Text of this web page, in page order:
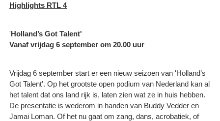
Highlights RTL 4
'Holland’s Got Talent'
Vanaf vrijdag 6 september om 20.00 uur
Vrijdag 6 september start er een nieuw seizoen van 'Holland’s
Got Talent'. Op het grootste open podium van Nederland kan al
het talent dat ons land rijk is, laten zien wat ze in huis hebben.
De presentatie is wederom in handen van Buddy Vedder en
Jamai Loman. Of het nu gaat om zang, dans, acrobatiek, of